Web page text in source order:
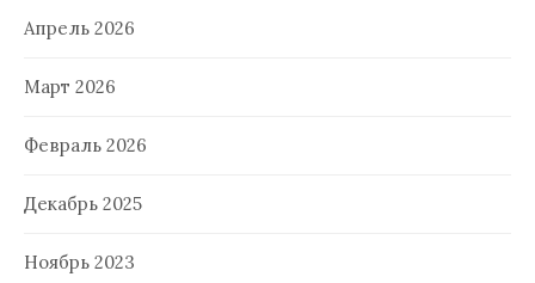
Апрель 2026
Март 2026
Февраль 2026
Декабрь 2025
Ноябрь 2023